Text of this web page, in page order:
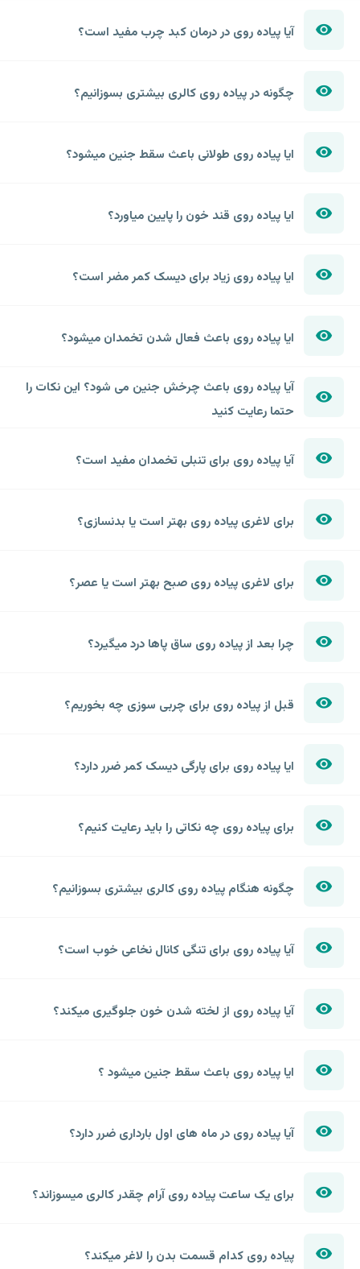
آیا پیاده روی در درمان کبد چرب مفید است؟
چگونه در پیاده روی کالری بیشتری بسوزانیم؟
ایا پیاده روی طولانی باعث سقط جنین میشود؟
ایا پیاده روی قند خون را پایین میاورد؟
ایا پیاده روی زیاد برای دیسک کمر مضر است؟
ایا پیاده روی باعث فعال شدن تخمدان میشود؟
آیا پیاده روی باعث چرخش جنین می شود؟ این نکات را
حتما رعایت کنید
آیا پیاده روی برای تنبلی تخمدان مفید است؟
برای لاغری پیاده روی بهتر است یا بدنسازی؟
برای لاغری پیاده روی صبح بهتر است یا عصر؟
چرا بعد از پیاده روی ساق پاها درد میگیرد؟
قبل از پیاده روی برای چربی سوزی چه بخوریم؟
ایا پیاده روی برای پارگی دیسک کمر ضرر دارد؟
برای پیاده روی چه نکاتی را باید رعایت کنیم؟
چگونه هنگام پیاده روی کالری بیشتری بسوزانیم؟
آیا پیاده روی برای تنگی کانال نخاعی خوب است؟
آیا پیاده روی از لخته شدن خون جلوگیری میکند؟
ایا پیاده روی باعث سقط جنین میشود ؟
آیا پیاده روی در ماه های اول بارداری ضرر دارد؟
برای یک ساعت پیاده روی آرام چقدر کالری میسوزاند؟
پیاده روی کدام قسمت بدن را لاغر میکند؟